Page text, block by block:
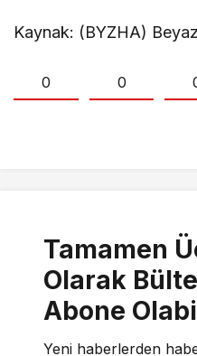
Kaynak: (BYZHA)
0 0
Tamamen
Olarak
Abone
Yeni haberlerden